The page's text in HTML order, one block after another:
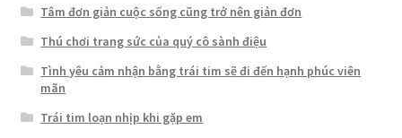
Tâm đơn giản cuộc sống cũng trở nên giản đơn
Thú chơi trang sức của quý cô sành điệu
Tình yêu cảm nhận bằng trái tim sẽ đi đến hạnh phúc viên
mãn
Trái tim loạn nhịp khi gặp em